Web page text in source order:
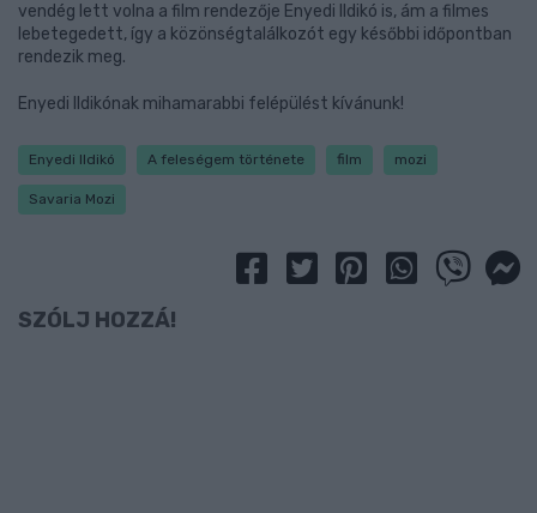
vendég lett volna a film rendezője Enyedi Ildikó is, ám a filmes
lebetegedett, így a közönségtalálkozót egy későbbi időpontban
rendezik meg.
Enyedi Ildikónak mihamarabbi felépülést kívánunk!
Enyedi Ildikó A feleségem története film mozi
Savaria Mozi
SZÓLJ HOZZÁ!